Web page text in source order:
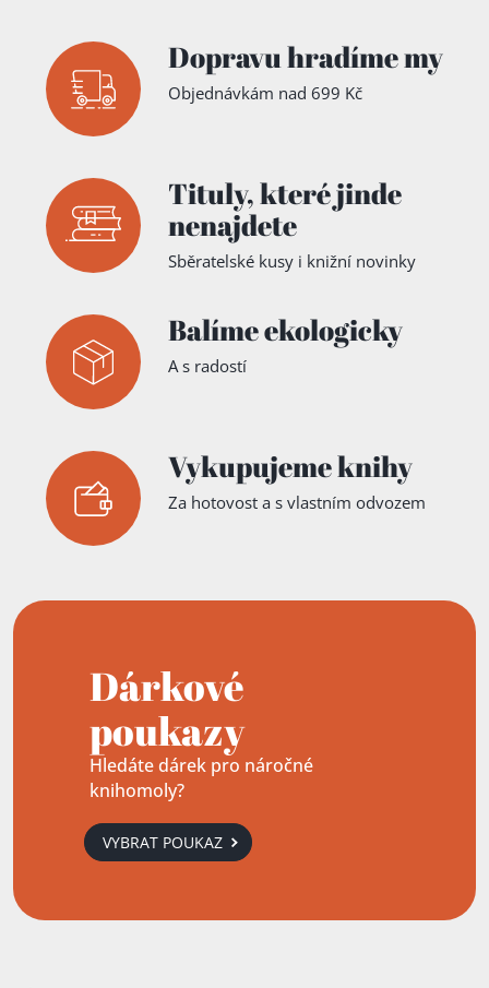
Dopravu hradíme my
Objednávkám nad 699 Kč
Tituly,které jinde
nenajdete
Sběratelské kusy i knižní novinky
Balíme ekologicky
A s radostí
Vykupujeme knihy
Za hotovost a s vlastním odvozem
Dárkové
poukazy
Hledáte dárek pro náročné
knihomoly?
VYBRAT POUKAZ